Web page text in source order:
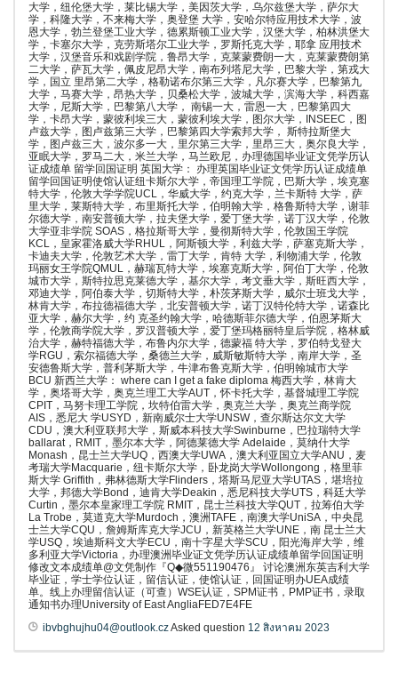
大学，纽伦堡大学，莱比锡大学，美因茨大学，乌尔兹堡大学，萨尔大
学，科隆大学，不来梅大学，奥登堡 大学，安哈尔特应用技术大学，波
恩大学，勃兰登堡工业大学，德累斯顿工业大学，汉堡大学，柏林洪堡大
学，卡塞尔大学，克劳斯塔尔工业大学，罗斯托克大学，耶拿 应用技术
大学，汉堡音乐和戏剧学院，鲁昂大学，克莱蒙费朗一大，克莱蒙费朗第
二大学，萨瓦大学，佩皮尼昂大学，南布列塔尼大学，巴黎大学，第戎大
学，国立 里昂第二大学，格勒诺布尔第三大学，凡尔赛大学，巴黎第九
大学，马赛大学，昂热大学，贝桑松大学，波城大学，滨海大学，科西嘉
大学，尼斯大学，巴黎第八大学， 南锡一大，雷恩一大，巴黎第四大
学，卡昂大学，蒙彼利埃三大，蒙彼利埃大学，图尔大学，INSEEC，图
卢兹大学，图卢兹第三大学，巴黎第四大学索邦大学， 斯特拉斯堡大
学，图卢兹三大，波尔多一大，里尔第三大学，里昂三大，奥尔良大学，
亚眠大学，罗马二大，米兰大学，马兰欧尼，办理德国毕业证文凭学历认
证成绩单 留学回国证明 英国大学： 办理英国毕业证文凭学历认证成绩单
留学回国证明使馆认证纽卡斯尔大学，帝国理工学院，巴斯大学，埃克塞
特大学，伦敦大学学院UCL，华威大学，约克大学，兰卡斯特 大学，萨
里大学，莱斯特大学，布里斯托大学，伯明翰大学，格鲁斯特大学，谢菲
尔德大学，南安普顿大学，拉夫堡大学，爱丁堡大学，诺丁汉大学，伦敦
大学亚非学院 SOAS，格拉斯哥大学，曼彻斯特大学，伦敦国王学院
KCL，皇家霍洛威大学RHUL，阿斯顿大学，利兹大学，萨塞克斯大学，
卡迪夫大学，伦敦艺术大学，雷丁大学，肯特 大学，利物浦大学，伦敦
玛丽女王学院QMUL，赫瑞瓦特大学，埃塞克斯大学，阿伯丁大学，伦敦
城市大学，斯特拉思克莱德大学，基尔大学，考文垂大学，斯旺西大学，
邓迪大学，阿伯泰大学，切斯特大学，朴茨茅斯大学，威尔士班戈大学，
林肯大学，布拉德福德大学，北安普顿大学，诺丁汉特伦特大学，诺森比
亚大学，赫尔大学，约 克圣约翰大学，哈德斯菲尔德大学，伯恩茅斯大
学，伦敦商学院大学，罗汉普顿大学，爱丁堡玛格丽特皇后学院，格林威
治大学，赫特福德大学，布鲁内尔大学，德蒙福 特大学，罗伯特戈登大
学RGU，索尔福德大学，桑德兰大学，威斯敏斯特大学，南岸大学，圣
安德鲁斯大学，普利茅斯大学，牛津布鲁克斯大学，伯明翰城市大学
BCU 新西兰大学： where can I get a fake diploma 梅西大学，林肯大
学，奥塔哥大学，奥克兰理工大学AUT，怀卡托大学，基督城理工学院
CPIT，马努卡理工学院，坎特伯雷大学，奥克兰大学，奥克兰商学院
AIS，悉尼大 学USYD，新南威尔士大学UNSW，查尔斯达尔文大学
CDU，澳大利亚联邦大学，斯威本科技大学Swinburne，巴拉瑞特大学
ballarat，RMIT，墨尔本大学，阿德莱德大学 Adelaide，莫纳什大学
Monash，昆士兰大学UQ，西澳大学UWA，澳大利亚国立大学ANU，麦
考瑞大学Macquarie，纽卡斯尔大学，卧龙岗大学Wollongong，格里菲
斯大学 Griffith，弗林德斯大学Flinders，塔斯马尼亚大学UTAS，堪培拉
大学，邦德大学Bond，迪肯大学Deakin，悉尼科技大学UTS，科廷大学
Curtin，墨尔本皇家理工学院 RMIT，昆士兰科技大学QUT，拉筹伯大学
La Trobe，莫道克大学Murdoch，澳洲TAFE，南澳大学UniSA，中央昆
士兰大学CQU，詹姆斯库克大学JCU，新英格兰大学UNE，南 昆士兰大
学USQ，埃迪斯科文大学ECU，南十字星大学SCU，阳光海岸大学，维
多利亚大学Victoria，办理澳洲毕业证文凭学历认证成绩单留学回国证明
修改文本成绩单@文凭制作『Q◆微551190476』 讨论澳洲东英吉利大学
毕业证，学士学位认证，留信认证，使馆认证，回国证明办UEA成绩
单。线上办理留信认证（可查）WSE认证，SPM证书，PMP证书，录取
通知书办理University of East AngliaFED7E4FE
ibvbghujhu04@outlook.czAsked question 12 สิงหาคม 2023